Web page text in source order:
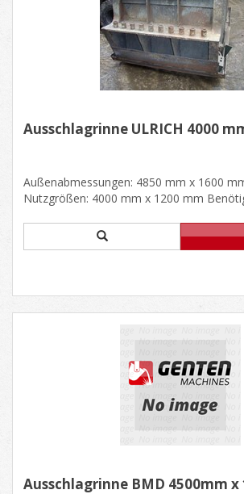
Ausschlagrinne ULRICH 4000
Außenabmessungen: 4850 mm x 1600
Nutzgrößen: 4000 mm x 1200 mm
Ausschlagrinne BMD 4500mm x